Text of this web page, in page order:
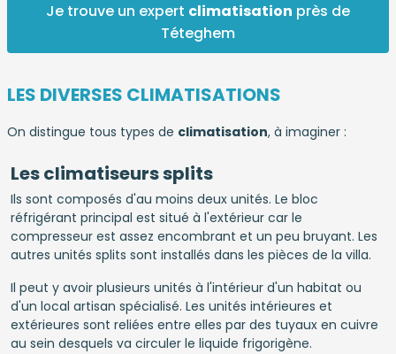
Je trouve un expert climatisation près de
Téteghem
LES DIVERSES CLIMATISATIONS
On distingue tous types de climatisation, à imaginer :
Les climatiseurs splits
Ils sont composés d'au moins deux unités. Le bloc
réfrigérant principal est situé à l'extérieur car le
compresseur est assez encombrant et un peu bruyant. Les
autres unités splits sont installés dans les pièces de la villa.
Il peut y avoir plusieurs unités à l'intérieur d'un habitat ou
d'un local artisan spécialisé. Les unités intérieures et
extérieures sont reliées entre elles par des tuyaux en cuivre
au sein desquels va circuler le liquide frigorigène.